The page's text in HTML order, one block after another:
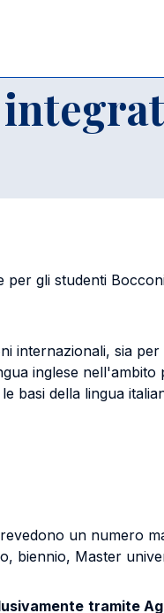
per gli studenti
internazionali, sia
inglese
basi della lingua
un numero
biennio, Master
tramite